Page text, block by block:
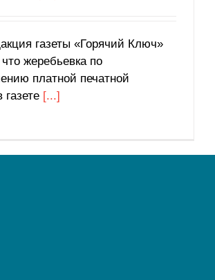
газеты «Горячий Ключ»
жеребьевка по
платной печатной
[...]